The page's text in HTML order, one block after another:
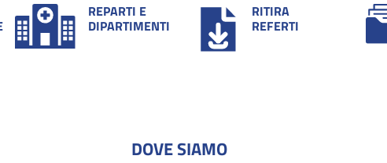
REPARTI E
DIPARTIMENTI
RITIRA
REFERTI
DOVE SIAMO